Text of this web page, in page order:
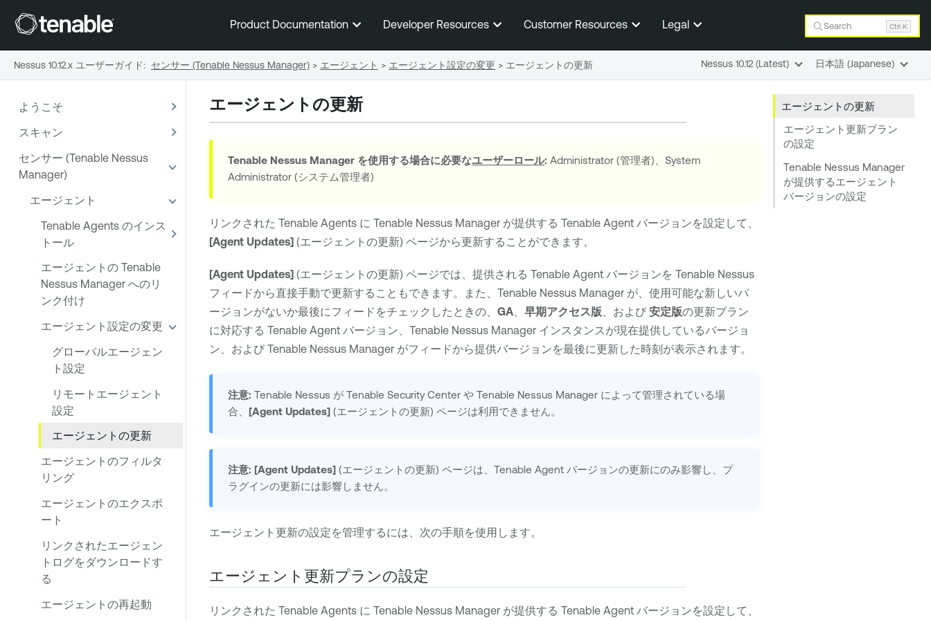
メインコンテンツに移動する
Product Documentation Developer Resources Customer Resources Legal Search Ctrl K
ようこそ
スキャン
センサー (Tenable Nessus
Manager)
エージェント
Tenable Agents のインス
トール
エージェントの Tenable
Nessus Manager へのリ
ンク付け
エージェント設定の変更
グローバルエージェン
ト設定
リモートエージェント
設定
エージェントの更新
エージェントのフィルタ
リング
エージェントのエクスポ
ート
リンクされたエージェン
トログをダウンロードす
る
エージェントの再起動
エージェントの更新
エージェント更新プラン
の設定
Tenable Nessus Manager
が提供するエージェント
バージョンの設定
エージェントの更新
Tenable Nessus Manager を使用する場合に必要なユーザーロール: Administrator (管理者)、System
Administrator (システム管理者)
リンクされた Tenable Agentsに Tenable Nessus Managerが提供する Tenable Agentバージョンを設定して、
[Agent Updates] (エージェントの更新) ページから更新することができます。
[Agent Updates] (エージェントの更新) ページでは、提供される Tenable Agentバージョンを Tenable Nessus
フィードから直接手動で更新することもできます。また、 Tenable Nessus Managerが、使用可能な新しいバ
ージョンがないか最後にフィードをチェックしたときの、 GA、 早期アクセス版 、および 安定版の更新プラン
に対応する Tenable Agentバージョン、 Tenable Nessus Managerインスタンスが現在提供しているバージョ
ン、および Tenable Nessus Managerがフィードから提供バージョンを最後に更新した時刻が表示されます。
注意: Tenable Nessus がTenable Security Center やTenable Nessus Manager によって管理されている場
合、 [Agent Updates] (エージェントの更新) ページは利用できません。
注意: [Agent Updates] (エージェントの更新) ページは、Tenable Agent バージョンの更新にのみ影響し、プ
ラグインの更新には影響しません。
エージェント更新の設定を管理するには、次の手順を使用します。
エージェント更新プランの設定
リンクされた Tenable Agentsに Tenable Nessus Managerが提供する Tenable Agentバージョンを設定して、
Nessus 10.12.x ユーザーガイド: センサー (Tenable Nessus Manager) > エージェント > エージェント設定の変更 > エージェントの更新 Nessus 10.12 (Latest) 日本語 (Japanese)